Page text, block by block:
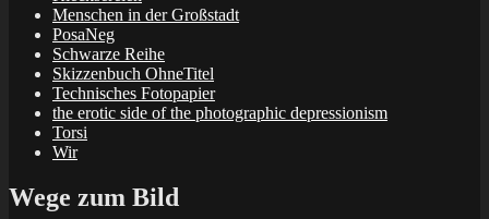
Menschen in der Großstadt
PosaNeg
Schwarze Reihe
Skizzenbuch OhneTitel
Technisches Fotopapier
the erotic side of the photographic depressionism
Torsi
Wir
Wege zum Bild